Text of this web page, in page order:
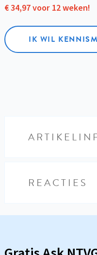
€ 34,97 voor 12 weken!
IK WIL
REACTIES